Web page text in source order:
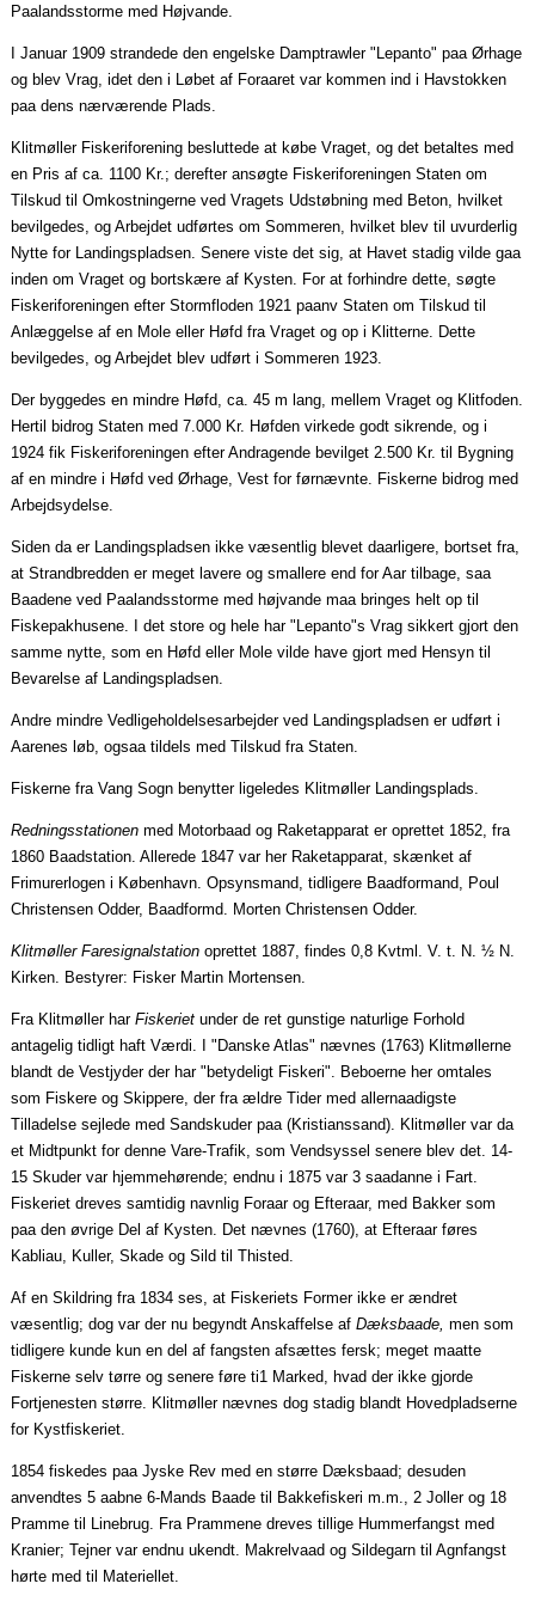
Paalandsstorme med Højvande.
IJanuar1909 strandede den engelske Damptrawler "Lepanto"paa Ørhage
og blev Vrag, idet den i Løbet af Foraaret var kommen ind i Havstokken
paa dens nærværende Plads.
Klitmøller Fiskeriforening besluttede at købe Vraget, og det betaltes med
en Pris af ca. 1100 Kr.; derefter ansøgte Fiskeriforeningen Staten om
Tilskud til Omkostningerne ved Vragets Udstøbning med Beton, hvilket
bevilgedes, og Arbejdet udførtes om Sommeren, hvilket blev til uvurderlig
Nytte for Landingspladsen. Senere viste det sig, at Havet stadig vildegaa
inden om Vraget og bortskære af Kysten. For at forhindre dette, søgte
Fiskeriforeningen efter Stormfloden 1921paanv Staten om Tilskud til
Anlæggelse af en Mole eller Høfd fra Vraget og op i Klitterne. Dette
bevilgedes, og Arbejdet blev udført i Sommeren 1923.
Der byggedes en mindre Høfd , ca. 45 m lang, mellem Vraget og Klitfoden.
Hertil bidrog Staten med 7.000 Kr. Høfden virkede godt sikrende, og i
1924 fik Fiskeriforeningen efter Andragende bevilget 2.500 Kr. til Bygning
af en mindre i Høfd ved Ørhage, Vest for førnævnte. Fiskerne bidrog med
Arbejdsydelse.
Siden da er Landingspladsen ikke væsentlig blevetdaarligere , bortset fra,
at Strandbredden er meget lavere og smallere end forAartilbage,saa
Baadene ved Paalandsstorme med højvandemaa bringes helt op til
Fiskepakhusene. I det store og hele har "Lepanto"s Vrag sikkert gjort den
samme nytte, som en Høfd eller Mole vilde have gjort med Hensyn til
Bevarelse af Landingspladsen.
Andre mindre Vedligeholdelsesarbejder ved Landingspladsen er udført i
Aarenes løb,ogsaa tildels med Tilskud fra Staten.
Fiskerne fra Vang Sogn benytter ligeledes Klitmøller Landingsplads.
Redningsstationen med Motorbaad og Raketapparat er oprettet 1852, fra
1860 Baadstation. Allerede 1847 var her Raketapparat, skænket af
Frimurerlogen i København. Opsynsmand, tidligere Baadformand, Poul
Christensen Odder, Baadformd . Morten Christensen Odder.
Klitmøller Faresignalstationoprettet 1887, findes 0,8 Kvtml . V. t. N. ½ N.
Kirken. Bestyrer: Fisker Martin Mortensen.
Fra Klitmøller harFiskerietunder de ret gunstige naturlige Forhold
antagelig tidligt haft Værdi. I "Danske Atlas" nævnes (1763) Klitmøllerne
blandt de Vestjyder der har "betydeligt Fiskeri". Beboerne her omtales
som Fiskere og Skippere, der fra ældre Tider medallernaadigste
Tilladelse sejlede med Sandskuderpaa (Kristianssand). Klitmøller var da
et Midtpunkt for denne Vare-Trafik, som Vendsyssel senere blev det. 14-
15 Skuder var hjemmehørende; endnu i 1875 var 3saadanne i Fart.
Fiskeriet dreves samtidig navnlig Foraarog Efteraar, med Bakker som
paa den øvrige Del af Kysten. Det nævnes (1760), at Efteraarføres
Kabliau, Kuller, Skade og Sild til Thisted.
Af en Skildring fra 1834 ses, at Fiskeriets Former ikke er ændret
væsentlig; dog var der nu begyndt Anskaffelse afDæksbaade ,men som
tidligere kunde kun en del af fangsten afsættes fersk; megetmaatte
Fiskerne selv tørre og senere føre ti1 Marked, hvad der ikke gjorde
Fortjenesten større. Klitmøller nævnes dog stadig blandt Hovedpladserne
for Kystfiskeriet.
1854 fiskedespaa Jyske Rev med en større Dæksbaad; desuden
anvendtes 5aabne 6-Mands Baade til Bakkefiskeri m.m., 2 Joller og 18
Pramme til Linebrug. Fra Prammene dreves tillige Hummerfangst med
Kranier; Tejner var endnu ukendt. Makrelvaad og Sildegarn tilAgnfangst
hørte med til Materiellet.